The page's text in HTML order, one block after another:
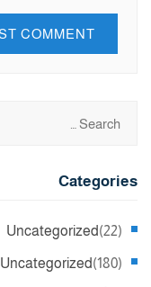
Categories
Uncategorized (22)
Uncategorized (180)